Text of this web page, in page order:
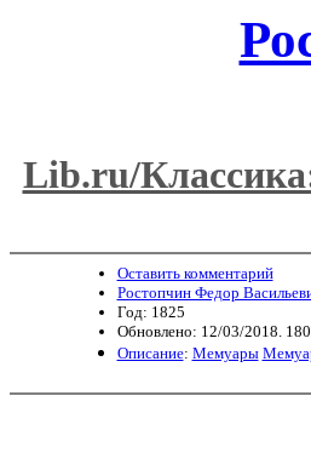
Lib.ru/
Оставить комментарий
Ростопчин Федор
Год: 1825
Обновлено: 12/03/2018.
Описание: Мемуары